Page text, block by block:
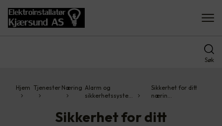
Søk
Hjem Tjenester Næring Alarm og
sikkerhetssyste…
Sikkerhet for ditt
nærin…
Sikkerhet for ditt